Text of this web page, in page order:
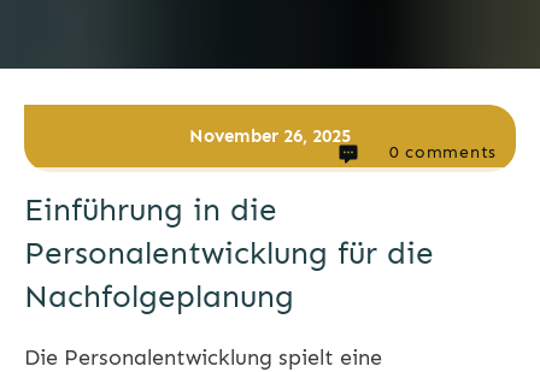
November 26, 2025
0 comments
Einführung in die
Personalentwicklung für die
Nachfolgeplanung
Die Personalentwicklung spielt eine